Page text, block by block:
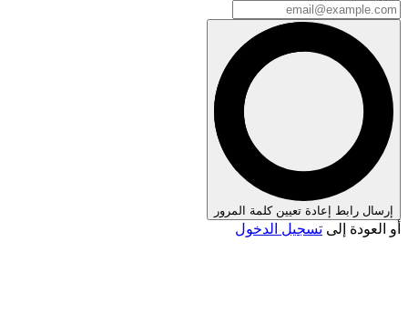
إرسال رابط إعادة تعيين كلمة المرور
أو العودة إلى تسجيل الدخول